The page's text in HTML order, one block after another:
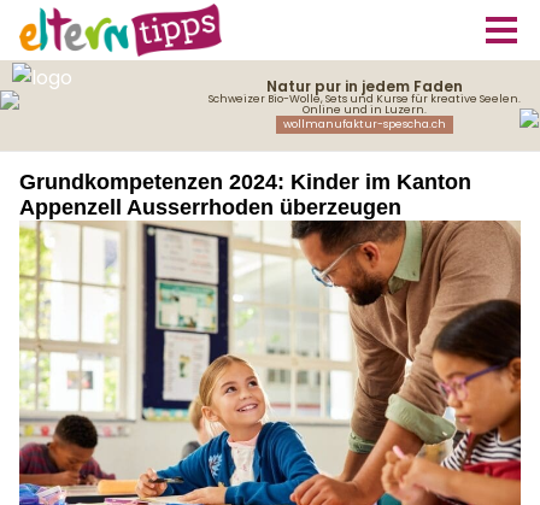
Grundkompetenzen 2024: Kinder im Kanton
Appenzell Ausserrhoden überzeugen